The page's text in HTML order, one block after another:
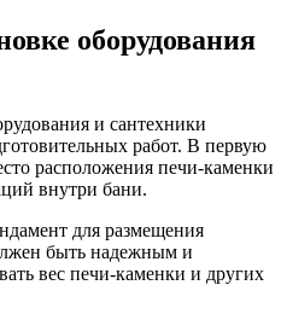
оборудования
и сантехники
работ. В первую
расположения печи-каменки
внутри бани.
для размещения
быть надежным и
вес печи-каменки и других